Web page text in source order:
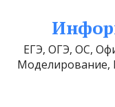
ЕГЭ, ОГЭ, ОС,
Моделирование,